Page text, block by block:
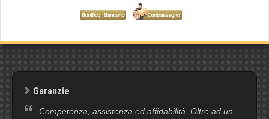
Garanzie
Competenza, assistenza ed affidabilità. Oltre ad un